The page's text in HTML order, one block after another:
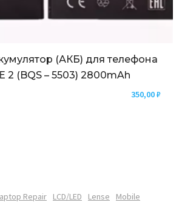
(АКБ) для телефона
2 (BQS – 5503) 2800mAh
350,00₽
Repair LCD/LED Lense
Mobile